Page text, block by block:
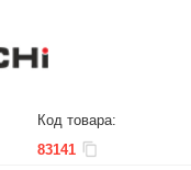
Код товара:
83141